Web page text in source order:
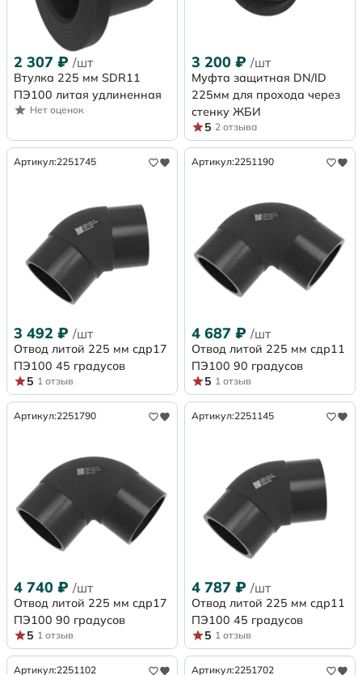
2 307 ₽ /шт
Втулка 225 мм SDR11
ПЭ100 литая удлиненная
Нет оценок
3 200 ₽ /шт
Муфта защитная DN/ID
225мм для прохода через
стенку ЖБИ
5 2 отзыва
Артикул:2251745
3 492 ₽ /шт
Отвод литой 225 мм сдр17
ПЭ100 45 градусов
5 1 отзыв
Артикул:2251190
4 687 ₽ /шт
Отвод литой 225 мм сдр11
ПЭ100 90 градусов
5 1 отзыв
Артикул:2251790
4 740 ₽ /шт
Отвод литой 225 мм сдр17
ПЭ100 90 градусов
5 1 отзыв
Артикул:2251145
4 787 ₽ /шт
Отвод литой 225 мм сдр11
ПЭ100 45 градусов
5 1 отзыв
Артикул:2251102 Артикул:2251702